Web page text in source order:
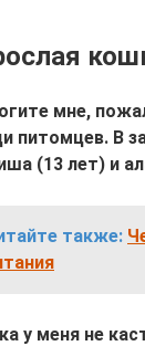
мне,
питомцев. В
(13 лет) и
также:
у меня не